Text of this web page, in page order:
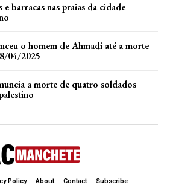
barracas nas praias da cidade –
o homem de Ahmadi até a morte
04/2025
a morte de quatro soldados
Policy About Contact Subscribe